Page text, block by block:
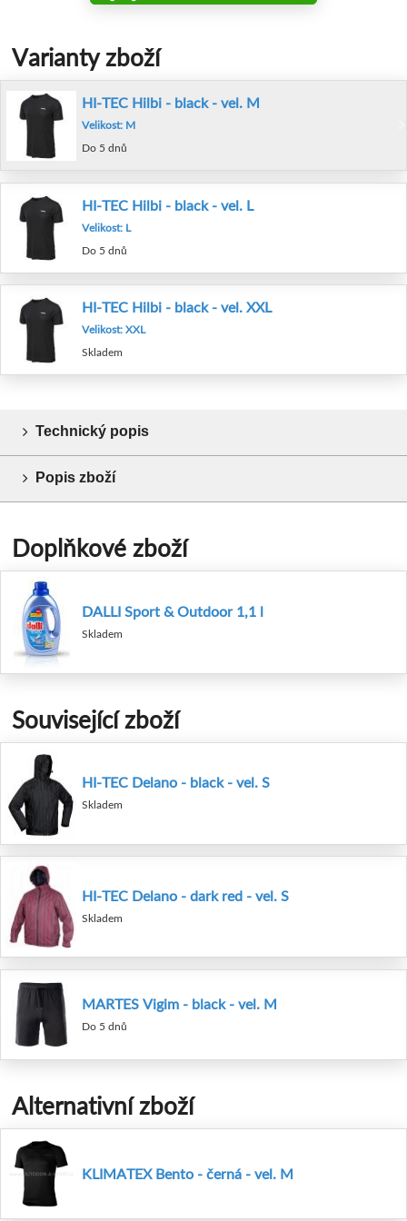
Varianty zboží
HI-TEC Hilbi - black - vel. M
Velikost: M
Do 5 dnů
HI-TEC Hilbi - black - vel. L
Velikost: L
Do 5 dnů
HI-TEC Hilbi - black - vel. XXL
Velikost: XXL
Skladem
Technický popis
Popis zboží
Doplňkové zboží
DALLI Sport & Outdoor 1,1 l
Skladem
Související zboží
HI-TEC Delano - black - vel. S
Skladem
HI-TEC Delano - dark red - vel. S
Skladem
MARTES Vigim - black - vel. M
Do 5 dnů
Alternativní zboží
KLIMATEX Bento - černá - vel. M